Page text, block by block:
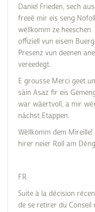
Daniel Frieden, sech
freeë mir eis seng
wëllkomm ze
offiziell vun eisem
Presenz vun deenen
vereedegt.
E grousse Merci geet
säin Asaz fir eis
war wäertvoll, a mir
nächst Etappen.
Wëllkomm dem
hirer neier Roll am
FR
Suite à la décision
de se retirer du Conseil